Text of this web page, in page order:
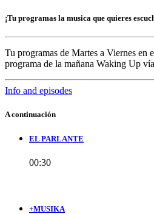
¡Tu programas la musica que quieres
Tu programas de Martes a Viernes en
programa de la mañana Waking Up
Info and episodes
A continuación
EL PARLANTE
00:30
+MUSIKA